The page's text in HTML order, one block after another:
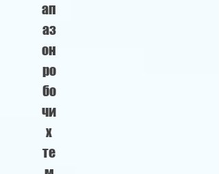
ап
аз
он
ро
бо
чи
х
те